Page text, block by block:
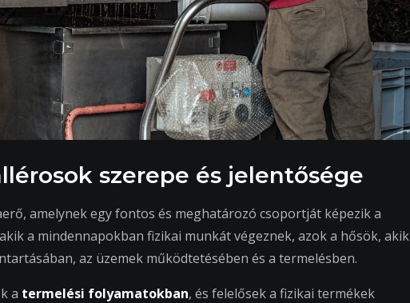
szerepe és jelentősége
amelynek egy fontos és meghatározó csoportját képezik a
a mindennapokban fizikai munkát végeznek, azok a hősök, akik
az üzemek működtetésében és a termelésben.
a termelési folyamatokban, és felelősek a fizikai termékek